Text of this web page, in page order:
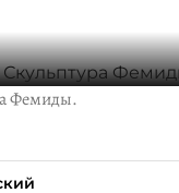
Фемиды.